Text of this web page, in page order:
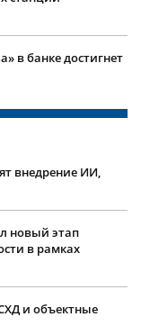
в банке достигнет
внедрение ИИ,
новый этап
в рамках
и объектные